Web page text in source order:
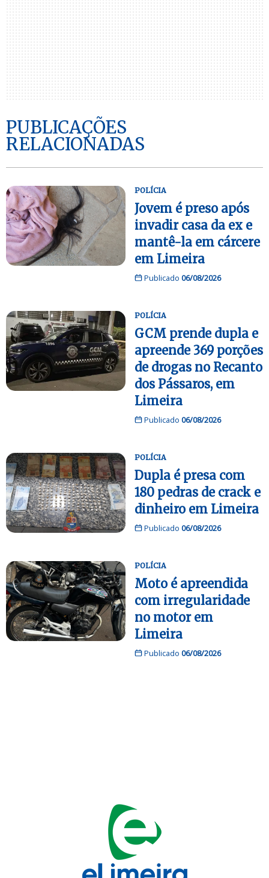
PUBLICAÇÕES
RELACIONADAS
POLÍCIA
Jovem é preso após
invadir casa da ex e
mantê-la em cárcere
em Limeira
Publicado 06/08/2026
POLÍCIA
GCM prende dupla e
apreende 369 porções
de drogas no Recanto
dos Pássaros, em
Limeira
Publicado 06/08/2026
POLÍCIA
Dupla é presa com
180 pedras de crack e
dinheiro em Limeira
Publicado 06/08/2026
POLÍCIA
Moto é apreendida
com irregularidade
no motor em
Limeira
Publicado 06/08/2026